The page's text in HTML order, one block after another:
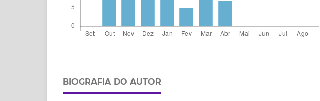
BIOGRAFIA DO AUTOR